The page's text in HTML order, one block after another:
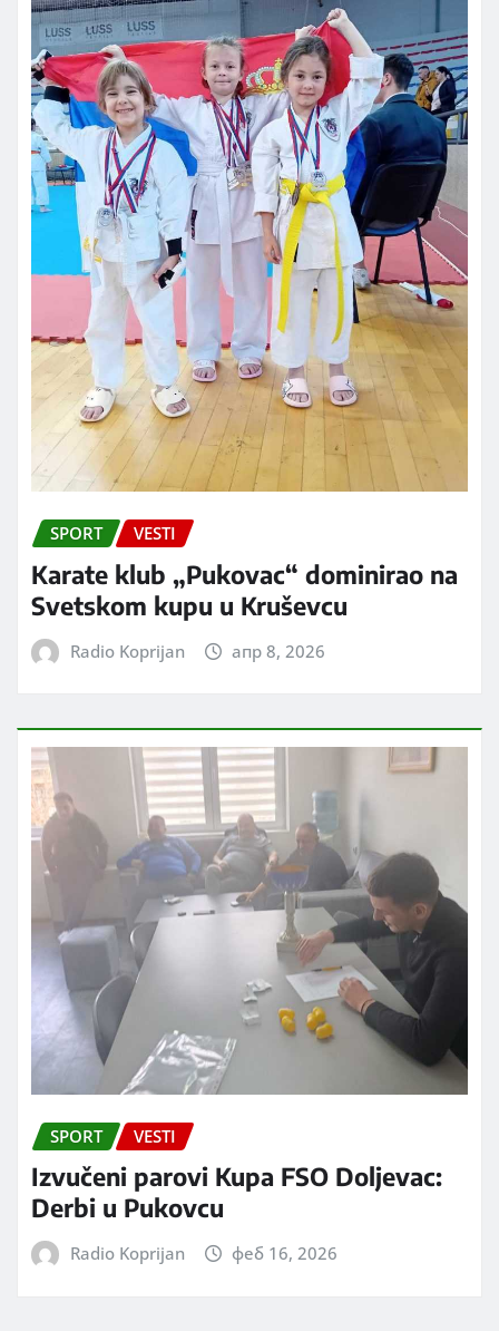
SPORT VESTI
Karate klub „Pukovac“ dominirao na
Svetskom kupu u Kruševcu
Radio Koprijan апр 8, 2026
SPORT VESTI
Izvučeni parovi Kupa FSO Doljevac:
Derbi u Pukovcu
Radio Koprijan феб 16, 2026